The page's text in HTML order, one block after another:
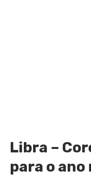
Libra –
para o ano